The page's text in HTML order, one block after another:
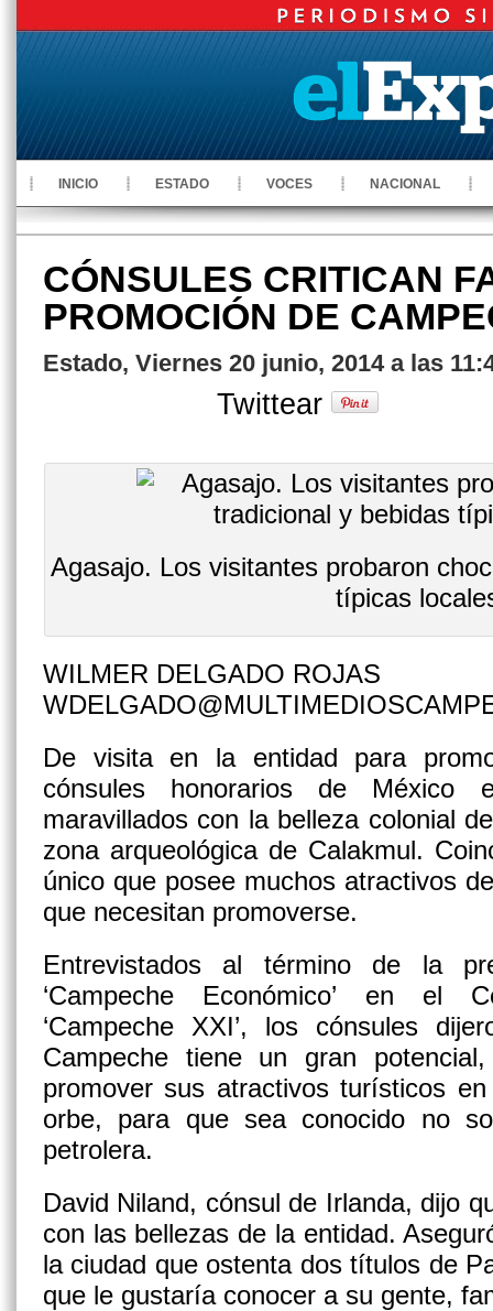
INICIO ESTADO VOCES NACIONAL
CÓNSULES CRITICAN
PROMOCIÓN DE
Estado, Viernes 20 junio, 2014 a las
Twittear
Agasajo. Los visitantes probaron
típicas
WILMER DELGADO ROJAS
De visita en la entidad para
cónsules honorarios de México
maravillados con la belleza colonial
zona arqueológica de Calakmul.
único que posee muchos atractivos
que necesitan promoverse.
Entrevistados al término de la
‘Campeche Económico’ en el
‘Campeche XXI’, los cónsules
Campeche tiene un gran
promover sus atractivos turísticos
orbe, para que sea conocido no
petrolera.
David Niland, cónsul de Irlanda, dijo
con las bellezas de la entidad.
la ciudad que ostenta dos títulos de
que le gustaría conocer a su gente,